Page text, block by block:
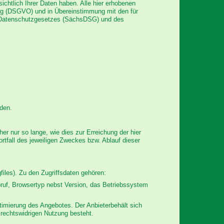
Ihrer Daten haben. Alle hier erhobenen
(DSGVO) und in Übereinstimmung mit den für
(SächsDSG) und des
nur so lange, wie dies zur Erreichung der hier
des jeweiligen Zweckes bzw. Ablauf dieser
Zu den Zugriffsdaten gehören:
Browsertyp nebst Version, das Betriebssystem
des Angebotes. Der Anbieterbehält sich
Nutzung besteht.